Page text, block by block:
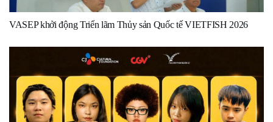
VASEP khởi động Triển lãm Thủy sản Quốc tế VIETFISH 2026